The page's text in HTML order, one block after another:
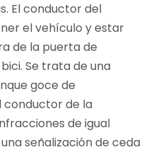
El conductor del
el vehículo y estar
de la puerta de
Se trata de una
goce de
conductor de la
de igual
señalización de ceda